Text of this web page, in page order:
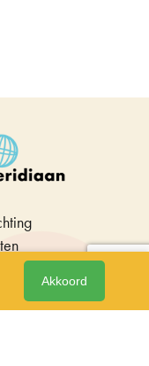
Akkoord